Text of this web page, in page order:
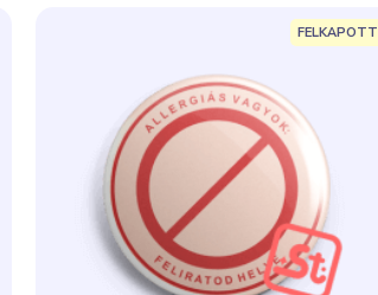
FELKAPOTT